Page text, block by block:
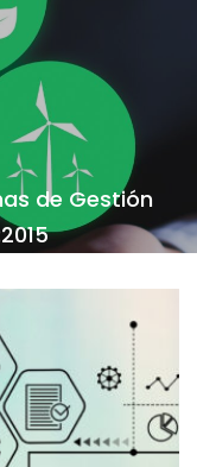
de Gestión